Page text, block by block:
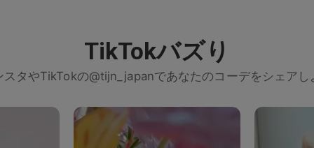
TikTokバズり
スタやTikTokの@tijn_japanであなたのコーデをシェアし